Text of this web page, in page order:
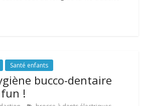
Santé enfants
bucco-dentaire
!